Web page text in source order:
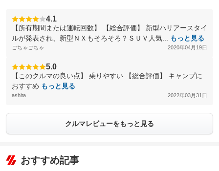
4.1
【所有期間または運転回数】 【総合評価】 新型ハリアースタイ
ルが発表され、新型ＮＸもそろそろ？ＳＵＶ人気...
もっと見る
ごちゃごちゃ 2020年04月19日
5.0
【このクルマの良い点】 乗りやすい 【総合評価】 キャンプに
おすすめ もっと見る
ashita 2022年03月31日
クルマレビューをもっと見る
おすすめ記事